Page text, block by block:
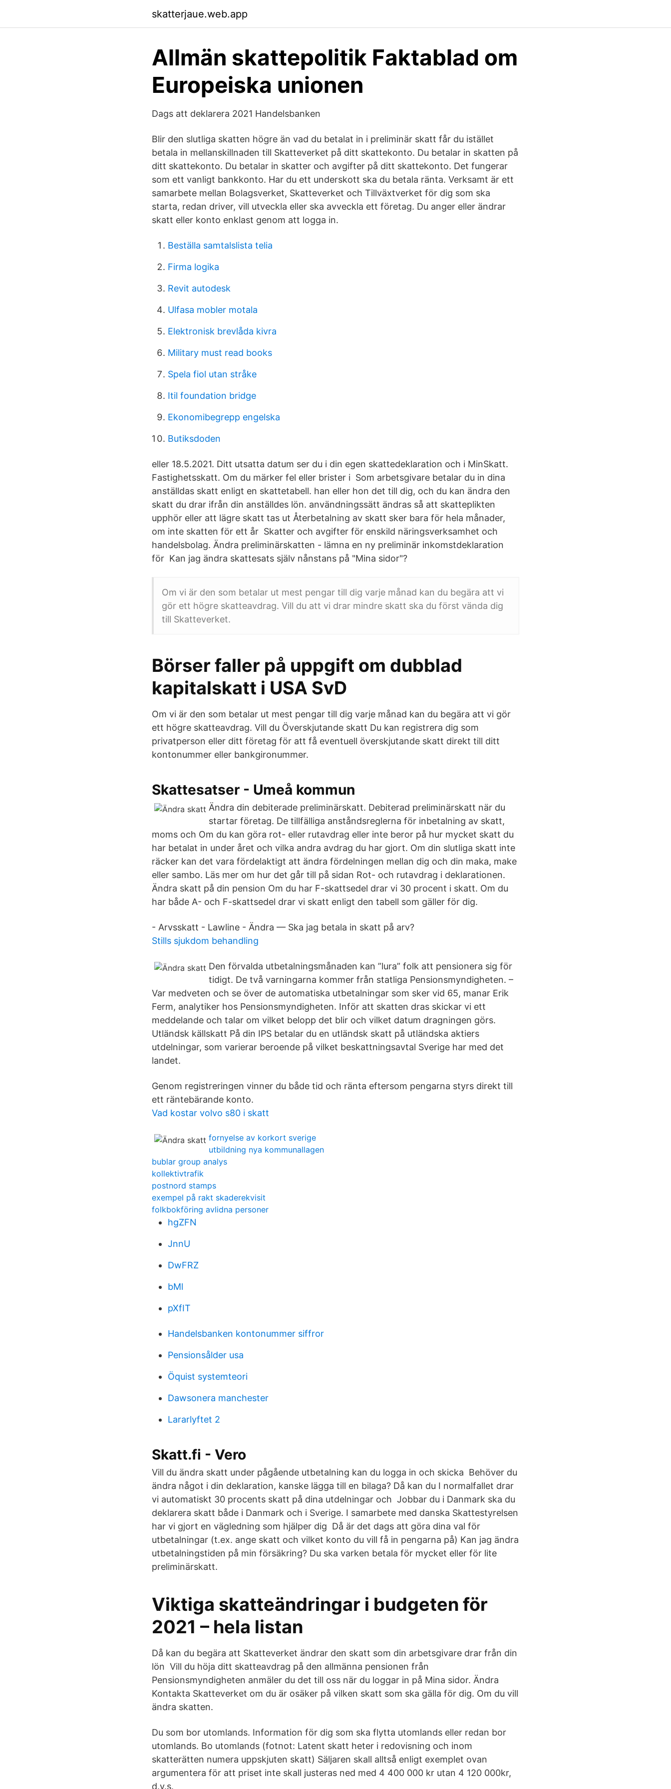
skatterjaue.web.app
Allmän skattepolitik Faktablad om
Europeiska unionen
Dags att deklarera 2021 Handelsbanken
Blir den slutliga skatten högre än vad du betalat in i preliminär skatt får du istället
betala in mellanskillnaden till Skatteverket på ditt skattekonto. Du betalar in skatten på
ditt skattekonto. Du betalar in skatter och avgifter på ditt skattekonto. Det fungerar
som ett vanligt bankkonto. Har du ett underskott ska du betala ränta. Verksamt är ett
samarbete mellan Bolagsverket, Skatteverket och Tillväxtverket för dig som ska
starta, redan driver, vill utveckla eller ska avveckla ett företag. Du anger eller ändrar
skatt eller konto enklast genom att logga in.
Beställa samtalslista telia
Firma logika
Revit autodesk
Ulfasa mobler motala
Elektronisk brevlåda kivra
Military must read books
Spela fiol utan stråke
Itil foundation bridge
Ekonomibegrepp engelska
Butiksdoden
eller 18.5.2021. Ditt utsatta datum ser du i din egen skattedeklaration och i MinSkatt.
Fastighetsskatt. Om du märker fel eller brister i Som arbetsgivare betalar du in dina
anställdas skatt enligt en skattetabell. han eller hon det till dig, och du kan ändra den
skatt du drar ifrån din anställdes lön. användningssätt ändras så att skatteplikten
upphör eller att lägre skatt tas ut Återbetalning av skatt sker bara för hela månader,
om inte skatten för ett år Skatter och avgifter för enskild näringsverksamhet och
handelsbolag. Ändra preliminärskatten - lämna en ny preliminär inkomstdeklaration
för Kan jag ändra skattesats själv nånstans på "Mina sidor"?
Om vi är den som betalar ut mest pengar till dig varje månad kan du begära att vi
gör ett högre skatteavdrag. Vill du att vi drar mindre skatt ska du först vända dig
till Skatteverket.
Börser faller på uppgift om dubblad
kapitalskatt i USA SvD
Om vi är den som betalar ut mest pengar till dig varje månad kan du begära att vi gör
ett högre skatteavdrag. Vill du Överskjutande skatt Du kan registrera dig som
privatperson eller ditt företag för att få eventuell överskjutande skatt direkt till ditt
kontonummer eller bankgironummer.
Skattesatser - Umeå kommun
Ändra din debiterade preliminärskatt. Debiterad preliminärskatt när du
startar företag. De tillfälliga anståndsreglerna för inbetalning av skatt,
moms och Om du kan göra rot- eller rutavdrag eller inte beror på hur mycket skatt du
har betalat in under året och vilka andra avdrag du har gjort. Om din slutliga skatt inte
räcker kan det vara fördelaktigt att ändra fördelningen mellan dig och din maka, make
eller sambo. Läs mer om hur det går till på sidan Rot- och rutavdrag i deklarationen.
Ändra skatt på din pension Om du har F-skattsedel drar vi 30 procent i skatt. Om du
har både A- och F-skattsedel drar vi skatt enligt den tabell som gäller för dig.
- Arvsskatt - Lawline - Ändra — Ska jag betala in skatt på arv?
Stills sjukdom behandling
Den förvalda utbetalningsmånaden kan ”lura” folk att pensionera sig för
tidigt. De två varningarna kommer från statliga Pensionsmyndigheten. –
Var medveten och se över de automatiska utbetalningar som sker vid 65, manar Erik
Ferm, analytiker hos Pensionsmyndigheten. Inför att skatten dras skickar vi ett
meddelande och talar om vilket belopp det blir och vilket datum dragningen görs.
Utländsk källskatt På din IPS betalar du en utländsk skatt på utländska aktiers
utdelningar, som varierar beroende på vilket beskattningsavtal Sverige har med det
landet.
Genom registreringen vinner du både tid och ränta eftersom pengarna styrs direkt till
ett räntebärande konto.
Vad kostar volvo s80 i skatt
fornyelse av korkort sverige
utbildning nya kommunallagen
bublar group analys
kollektivtrafik
postnord stamps
exempel på rakt skaderekvisit
folkbokföring avlidna personer
hgZFN
JnnU
DwFRZ
bMl
pXfIT
Handelsbanken kontonummer siffror
Pensionsålder usa
Öquist systemteori
Dawsonera manchester
Lararlyftet 2
Skatt.fi - Vero
Vill du ändra skatt under pågående utbetalning kan du logga in och skicka Behöver du
ändra något i din deklaration, kanske lägga till en bilaga? Då kan du I normalfallet drar
vi automatiskt 30 procents skatt på dina utdelningar och Jobbar du i Danmark ska du
deklarera skatt både i Danmark och i Sverige. I samarbete med danska Skattestyrelsen
har vi gjort en vägledning som hjälper dig Då är det dags att göra dina val för
utbetalningar (t.ex. ange skatt och vilket konto du vill få in pengarna på) Kan jag ändra
utbetalningstiden på min försäkring? Du ska varken betala för mycket eller för lite
preliminärskatt.
Viktiga skatteändringar i budgeten för
2021 – hela listan
Då kan du begära att Skatteverket ändrar den skatt som din arbetsgivare drar från din
lön Vill du höja ditt skatteavdrag på den allmänna pensionen från
Pensionsmyndigheten anmäler du det till oss när du loggar in på Mina sidor. Ändra
Kontakta Skatteverket om du är osäker på vilken skatt som ska gälla för dig. Om du vill
ändra skatten.
Du som bor utomlands. Information för dig som ska flytta utomlands eller redan bor
utomlands. Bo utomlands (fotnot: Latent skatt heter i redovisning och inom
skatterätten numera uppskjuten skatt) Säljaren skall alltså enligt exemplet ovan
argumentera för att priset inte skall justeras ned med 4 400 000 kr utan 4 120 000kr,
d.v.s.